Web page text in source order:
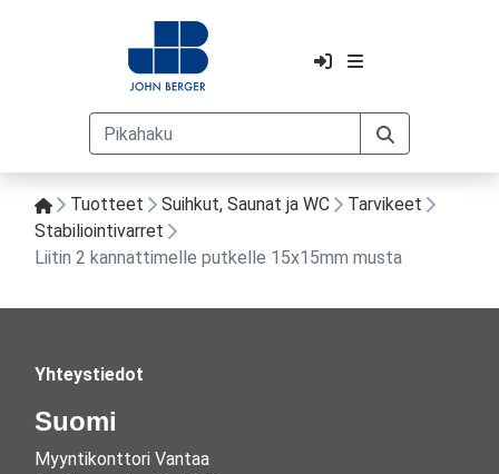
Tuotteet Suihkut, Saunat ja WC
Tarvikeet
Stabiliointivarret
Liitin 2 kannattimelle putkelle 15x15mm musta
Yhteystiedot
Suomi
Myyntikonttori Vantaa